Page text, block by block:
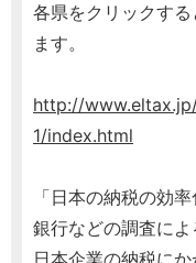
各県をクリックす
ます。
http://
1/index.html
「日本の納税の効
銀行などの調査によ